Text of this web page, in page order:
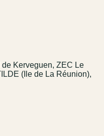
de Kerveguen, ZEC Le
(Ile de La Réunion),